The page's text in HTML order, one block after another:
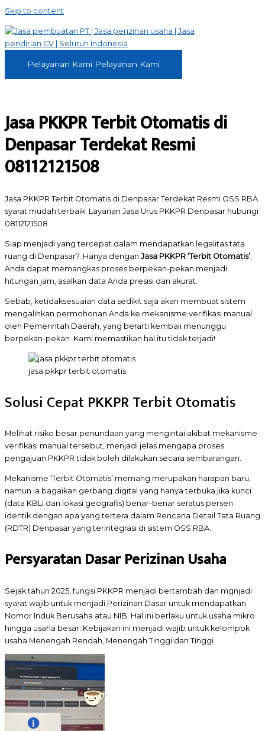
Skip to content
Pelayanan Kami Pelayanan Kami
Jasa PKKPR Terbit Otomatis di
Denpasar Terdekat Resmi
08112121508
Jasa PKKPR Terbit Otomatis di Denpasar Terdekat Resmi OSS RBA
syarat mudah terbaik. Layanan Jasa Urus PKKPR Denpasar hubungi
08112121508
Siap menjadi yang tercepat dalam mendapatkan legalitas tata
ruang di Denpasar?. Hanya dengan Jasa PKKPR ‘Terbit Otomatis’,
Anda dapat memangkas proses berpekan-pekan menjadi
hitungan jam, asalkan data Anda presisi dan akurat.
Sebab, ketidaksesuaian data sedikit saja akan membuat sistem
mengalihkan permohonan Anda ke mekanisme verifikasi manual
oleh Pemerintah Daerah, yang berarti kembali menunggu
berpekan-pekan. Kami memastikan hal itu tidak terjadi!
jasa pkkpr terbit otomatis
Solusi Cepat PKKPR Terbit Otomatis
Melihat risiko besar penundaan yang mengintai akibat mekanisme
verifikasi manual tersebut, menjadi jelas mengapa proses
pengajuan PKKPR tidak boleh dilakukan secara sembarangan.
Mekanisme ‘Terbit Otomatis’ memang merupakan harapan baru,
namun ia bagaikan gerbang digital yang hanya terbuka jika kunci
(data KBLI dan lokasi geografis) benar-benar seratus persen
identik dengan apa yang tertera dalam Rencana Detail Tata Ruang
(RDTR) Denpasar yang terintegrasi di sistem OSS RBA.
Persyaratan Dasar Perizinan Usaha
Sejak tahun 2025, fungsi PKKPR menjadi bertambah dan mgnjadi
syarat wajib untuk menjadi Perizinan Dasar untuk mendapatkan
Nomor Induk Berusaha atau NIB. Hal ini berlaku untuk usaha mikro
hingga usaha besar. Kebijakan ini menjadi wajib untuk kelompok
usaha Menengah Rendah, Menengah Tinggi dan Tinggi.